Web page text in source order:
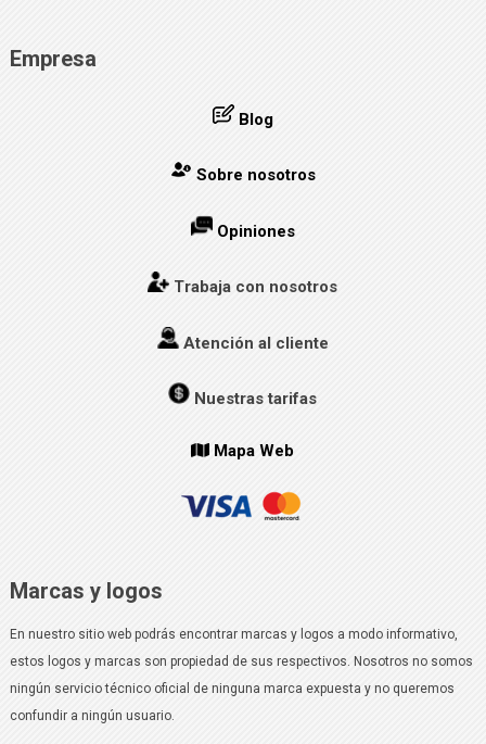
Empresa
Blog
Sobre nosotros
Opiniones
Trabaja con nosotros
Atención al cliente
Nuestras tarifas
Mapa Web
Marcas y logos
En nuestro sitio web podrás encontrar marcas y logos a modo informativo,
estos logos y marcas son propiedad de sus respectivos. Nosotros no somos
ningún servicio técnico oficial de ninguna marca expuesta y no queremos
confundir a ningún usuario.